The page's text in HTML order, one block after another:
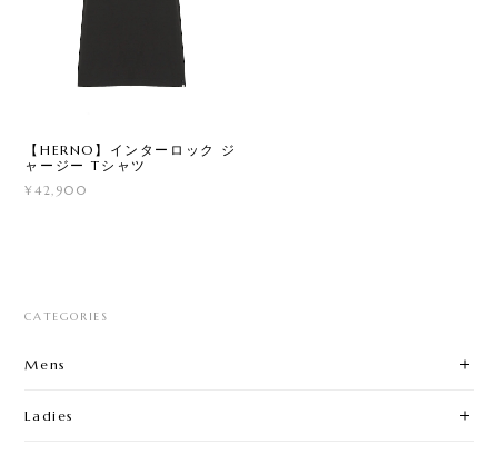
【HERNO】インターロック ジ
ャージー Tシャツ
¥42,900
CATEGORIES
Mens
Ladies